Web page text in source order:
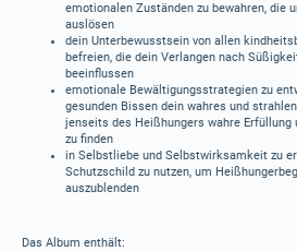
emotionalen Zuständen zu bewahren, die
auslösen
dein Unterbewusstsein von allen
befreien, die dein Verlangen nach
beeinflussen
emotionale Bewältigungsstrategien zu
gesunden Bissen dein wahres und
jenseits des Heißhungers wahre
zu finden
in Selbstliebe und Selbstwirksamkeit zu
Schutzschild zu nutzen, um
auszublenden
Das Album enthält: